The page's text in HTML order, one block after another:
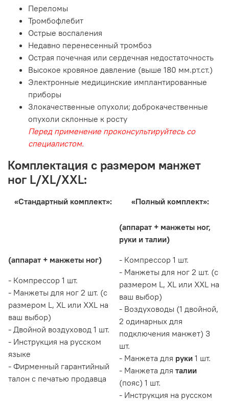
Переломы
Тромбофлебит
Острые воспаления
Недавно перенесенный тромбоз
Острая почечная или сердечная недостаточность
Высокое кровяное давление (выше 180 мм.рт.ст.)
Электронные медицинские имплантированные
приборы
Злокачественные опухоли; доброкачественные
опухоли склонные к росту
Перед применение проконсультируйтесь со
специалистом.
Комплектация c размером манжет
ног L/XL/XXL:
«Стандартный комплект»: «Полный комплект»:
(аппарат + манжеты ног)
- Компрессор 1 шт.
- Манжеты для ног 2 шт. (с
размером L, XL или XXL на
ваш выбор)
- Двойной воздуховод 1 шт.
- Инструкция на русском
языке
- Фирменный гарантийный
талон с печатью продавца
(аппарат + манжеты ног,
руки и талии)
- Компрессор 1 шт.
- Манжеты для ног 2 шт. (с
размером L, XL или XXL на
ваш выбор)
- Воздуховоды (1 двойной,
2 одинарных для
подключения манжет) 3
шт.
- Манжета для руки 1 шт.
- Манжета для талии
(пояс) 1 шт.
- Инструкция на русском